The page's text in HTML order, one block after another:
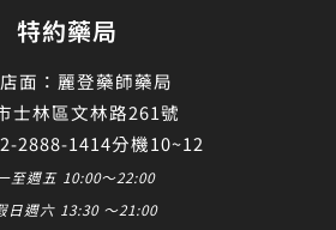
特約藥局
面：麗登藥師藥局
士林區文林路261號
2888-1414分機10~12
至週五 10:00～22:00
日週六 13:30 ～21:00